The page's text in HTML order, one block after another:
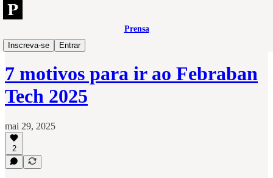
Prensa
Inscreva-se
Entrar
Open
7 motivos para ir ao Febraban
Tech 2025
mai 29, 2025
2